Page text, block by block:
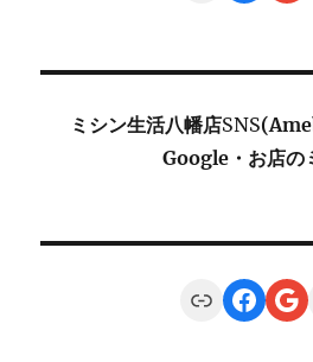
ミシン生活八幡店SNS
Google・お店の
Link